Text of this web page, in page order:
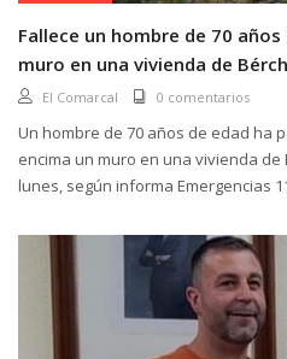
Fallece un hombre de 70
muro en una vivienda de
El Comarcal 0 comentarios
Un hombre de 70 años de edad ha
encima un muro en una vivienda
lunes, según informa Emergencias